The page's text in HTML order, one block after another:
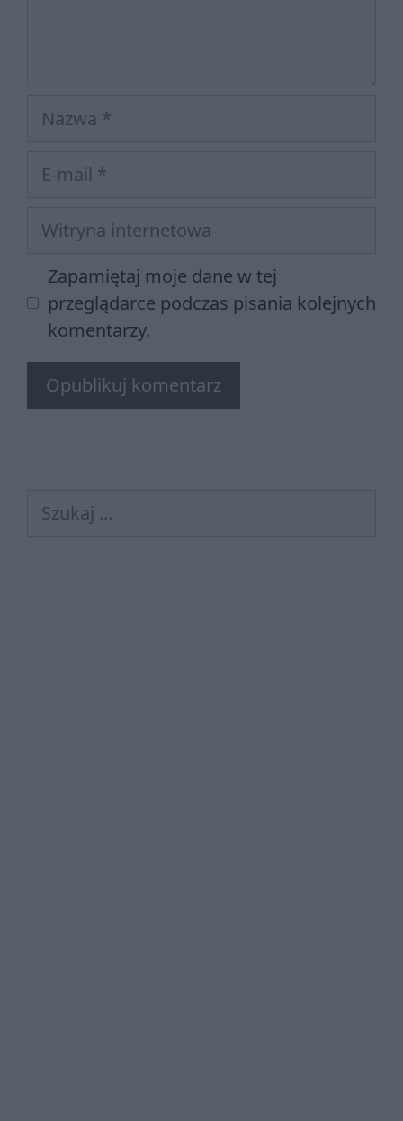
Nazwa
Witryna
internetowa
Zapamiętaj moje dane w tej
przeglądarce podczas pisania kolejnych
komentarzy.